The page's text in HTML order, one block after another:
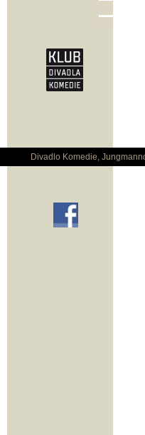
Divadlo Komedie,